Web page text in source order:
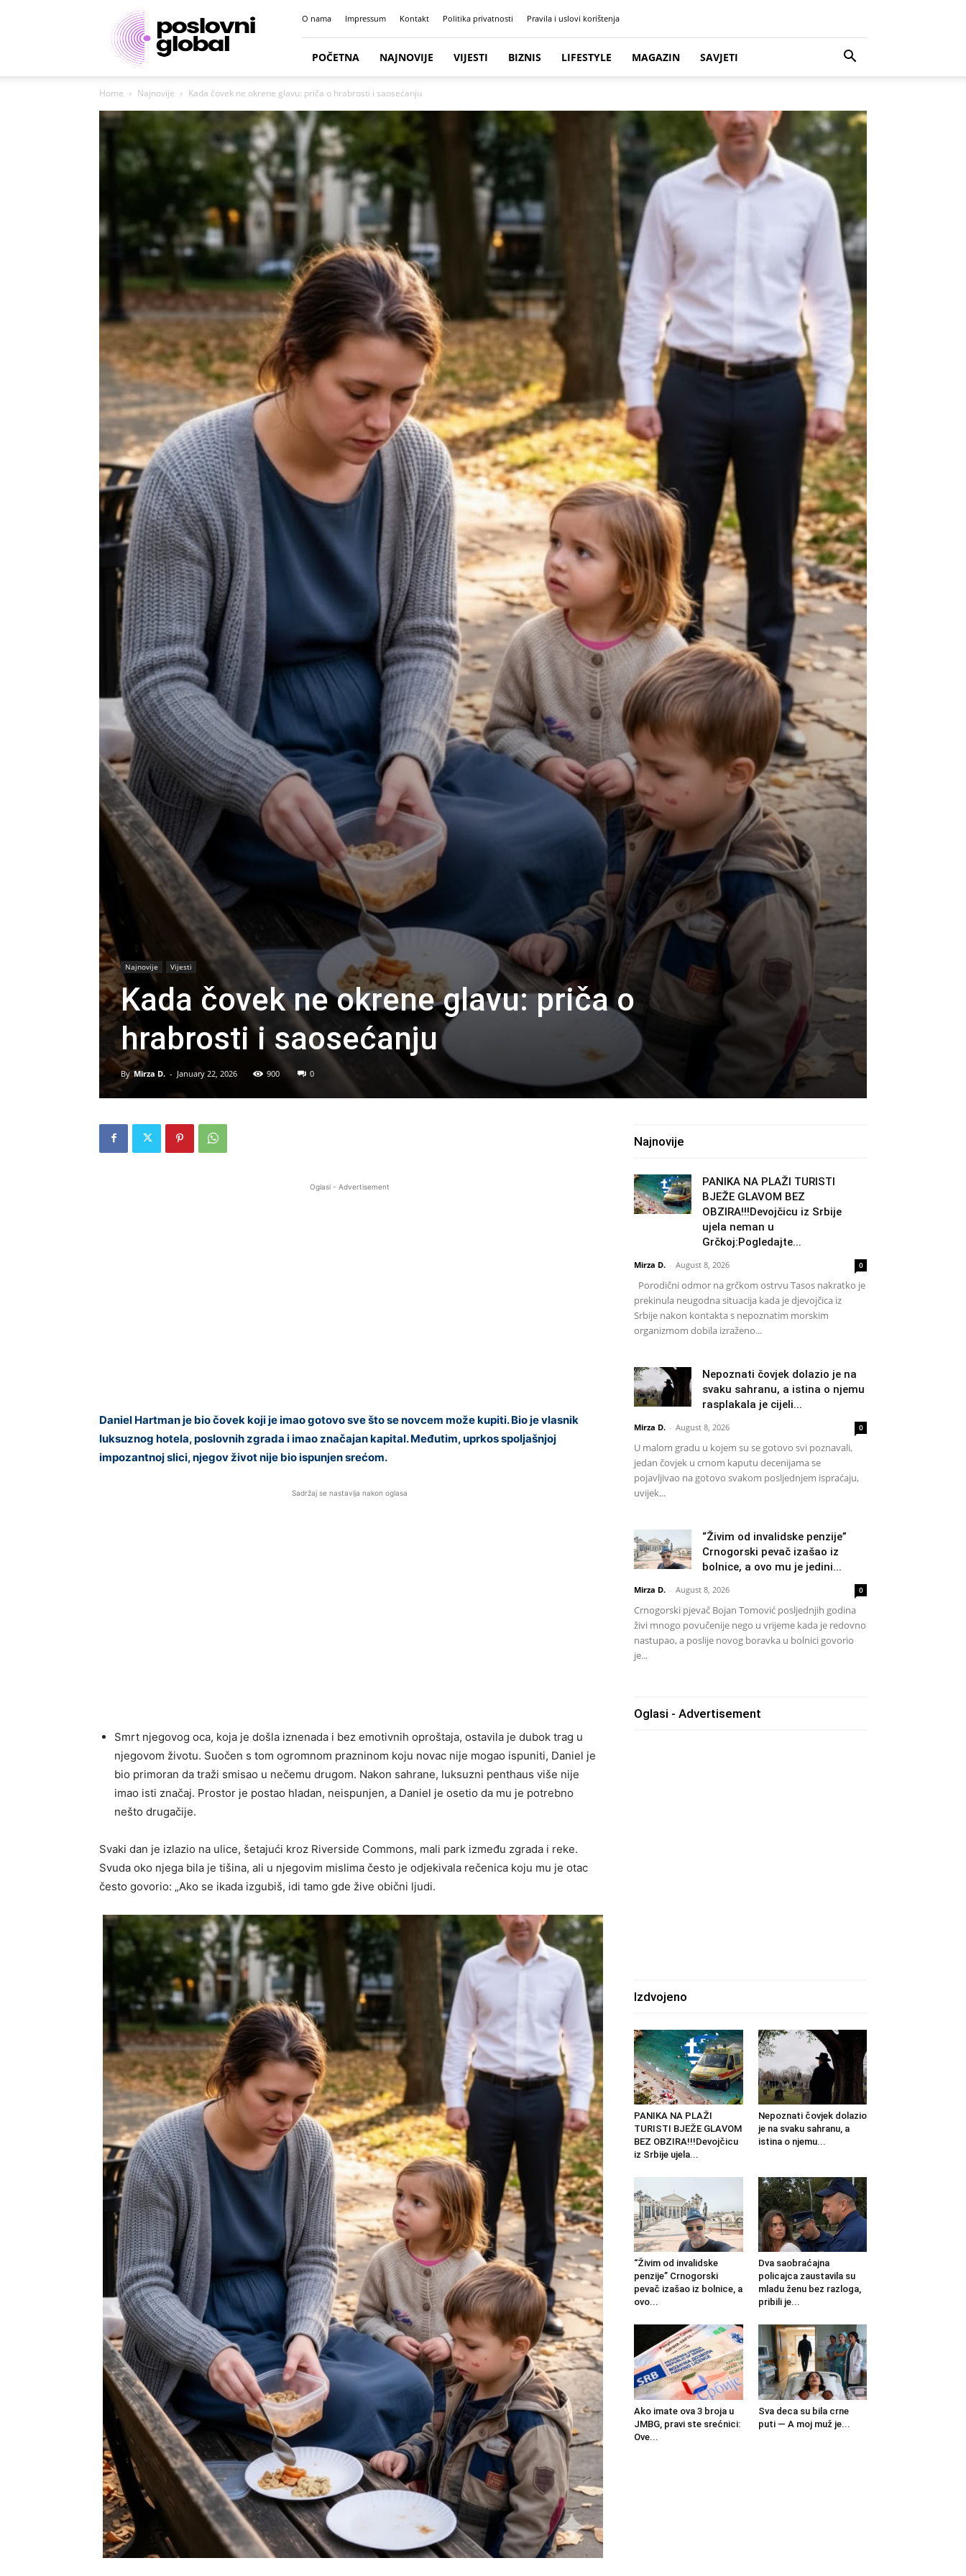
Poslovni
portal
O nama Impressum Kontakt Politika privatnosti Pravila i uslovi korištenja
POČETNA NAJNOVIJE VIJESTI BIZNIS LIFESTYLE MAGAZIN SAVJETI
Home Najnovije Kada čovek ne okrene glavu: priča o hrabrosti i saosećanju
Najnovije Vijesti
Kada čovek ne okrene glavu: priča o
hrabrosti i saosećanju
By Mirza D. - January 22, 2026 900 0
Oglasi - Advertisement
Daniel Hartman je bio čovek koji je imao gotovo sve što se novcem može kupiti. Bio je vlasnik
luksuznog hotela, poslovnih zgrada i imao značajan kapital. Međutim, uprkos spoljašnjoj
impozantnoj slici, njegov život nije bio ispunjen srećom.
Sadržaj se nastavlja nakon oglasa
Smrt njegovog oca, koja je došla iznenada i bez emotivnih oproštaja, ostavila je dubok trag u
njegovom životu. Suočen s tom ogromnom prazninom koju novac nije mogao ispuniti, Daniel je
bio primoran da traži smisao u nečemu drugom. Nakon sahrane, luksuzni penthaus više nije
imao isti značaj. Prostor je postao hladan, neispunjen, a Daniel je osetio da mu je potrebno
nešto drugačije.
Svaki dan je izlazio na ulice, šetajući kroz Riverside Commons, mali park između zgrada i reke.
Svuda oko njega bila je tišina, ali u njegovim mislima često je odjekivala rečenica koju mu je otac
često govorio: „Ako se ikada izgubiš, idi tamo gde žive obični ljudi.
Najnovije
PANIKA NA PLAŽI TURISTI
BJEŽE GLAVOM BEZ
OBZIRA!!!Devojčicu iz Srbije
ujela neman u
Grčkoj:Pogledajte...
Mirza D. - August 8, 2026 0
Porodični odmor na grčkom ostrvu Tasos nakratko je
prekinula neugodna situacija kada je djevojčica iz
Srbije nakon kontakta s nepoznatim morskim
organizmom dobila izraženo...
Nepoznati čovjek dolazio je na
svaku sahranu, a istina o njemu
rasplakala je cijeli...
Mirza D. - August 8, 2026 0
U malom gradu u kojem su se gotovo svi poznavali,
jedan čovjek u crnom kaputu decenijama se
pojavljivao na gotovo svakom posljednjem ispraćaju,
uvijek...
“Živim od invalidske penzije”
Crnogorski pevač izašao iz
bolnice, a ovo mu je jedini...
Mirza D. - August 8, 2026 0
Crnogorski pjevač Bojan Tomović posljednjih godina
živi mnogo povučenije nego u vrijeme kada je redovno
nastupao, a poslije novog boravka u bolnici govorio
je...
Oglasi - Advertisement
Izdvojeno
PANIKA NA PLAŽI
TURISTI BJEŽE GLAVOM
BEZ OBZIRA!!!Devojčicu
iz Srbije ujela...
Nepoznati čovjek dolazio
je na svaku sahranu, a
istina o njemu...
“Živim od invalidske
penzije” Crnogorski
pevač izašao iz bolnice, a
ovo...
Dva saobraćajna
policajca zaustavila su
mladu ženu bez razloga,
pribili je...
Ako imate ova 3 broja u
JMBG, pravi ste srećnici:
Ove...
Sva deca su bila crne
puti — A moj muž je...